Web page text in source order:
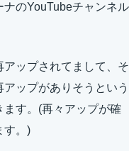
のYouTubeチャンネル
ップされてまして、そ
ップがありそうという
す。(再々アップが確
す。)